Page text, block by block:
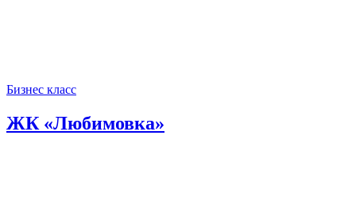
Бизнес класс
ЖК «Любимовка»